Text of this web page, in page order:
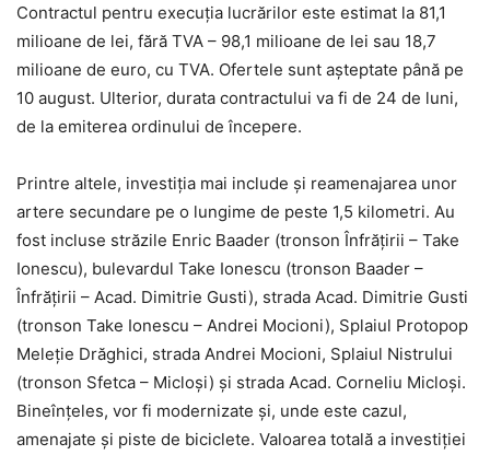
Contractul pentru execuția lucrărilor este estimat la 81,1
milioane de lei, fără TVA – 98,1 milioane de lei sau 18,7
milioane de euro, cu TVA. Ofertele sunt așteptate până pe
10 august. Ulterior, durata contractului va fi de 24 de luni,
de la emiterea ordinului de începere.
Printre altele, investiția mai include și reamenajarea unor
artere secundare pe o lungime de peste 1,5 kilometri. Au
fost incluse străzile Enric Baader (tronson Înfrățirii – Take
Ionescu), bulevardul Take Ionescu (tronson Baader –
Înfrățirii – Acad. Dimitrie Gusti), strada Acad. Dimitrie Gusti
(tronson Take Ionescu – Andrei Mocioni), Splaiul Protopop
Meleție Drăghici, strada Andrei Mocioni, Splaiul Nistrului
(tronson Sfetca – Micloși) și strada Acad. Corneliu Micloși.
Bineînțeles, vor fi modernizate și, unde este cazul,
amenajate și piste de biciclete. Valoarea totală a investiției